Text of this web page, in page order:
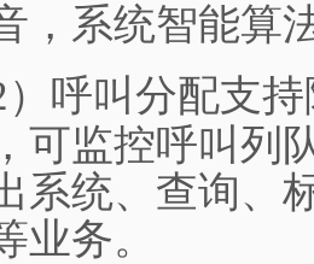
，系统智能算
呼叫分配支
可监控呼叫列
系统、查询、
业务。